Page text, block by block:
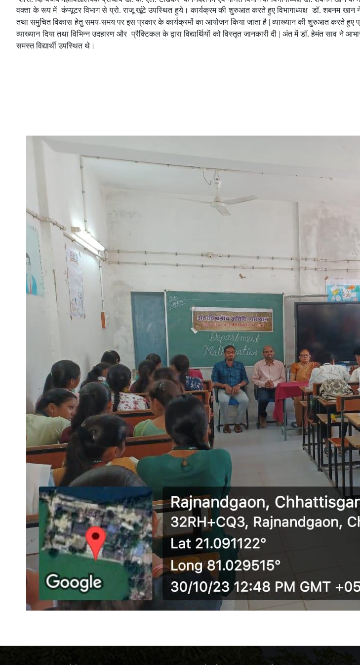
वक्ता के रूप में कंप्यूटर विभाग से प्रो. राजू खूंटे उपस्थित हुये।कार्यक्रम की शुरुआत करते हुए विभागाध्यक्ष डॉ.शबनम खान ने
तथा समुचित विकास हेतु समय-समय पर इस प्रकार के कार्यक्रमों का आयोजन किया जाता है |व्याख्यान की शुरुआत करते हुए
व्याख्यान दिया तथा विभिन्न उदहारण और प्रैक्टिकल के द्वारा विद्यार्थियों को विस्तृत जानकारी दी | अंत में डॉ. हेमंत साव ने
समस्त विद्यार्थी उपस्थित थे।